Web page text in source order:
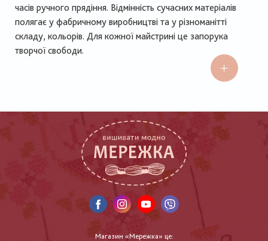
часів ручного прядіння. Відмінність сучасних матеріалів
полягає у фабричному виробництві та у різноманітті
складу, кольорів. Для кожної майстрині це запорука
творчої свободи.
Магазин «Мережка» це: